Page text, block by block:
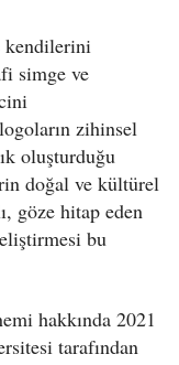
kendilerini
simge ve
zihinsel
oluşturduğu
doğal ve kültürel
göze hitap eden
bu
hakkında 2021
tarafından